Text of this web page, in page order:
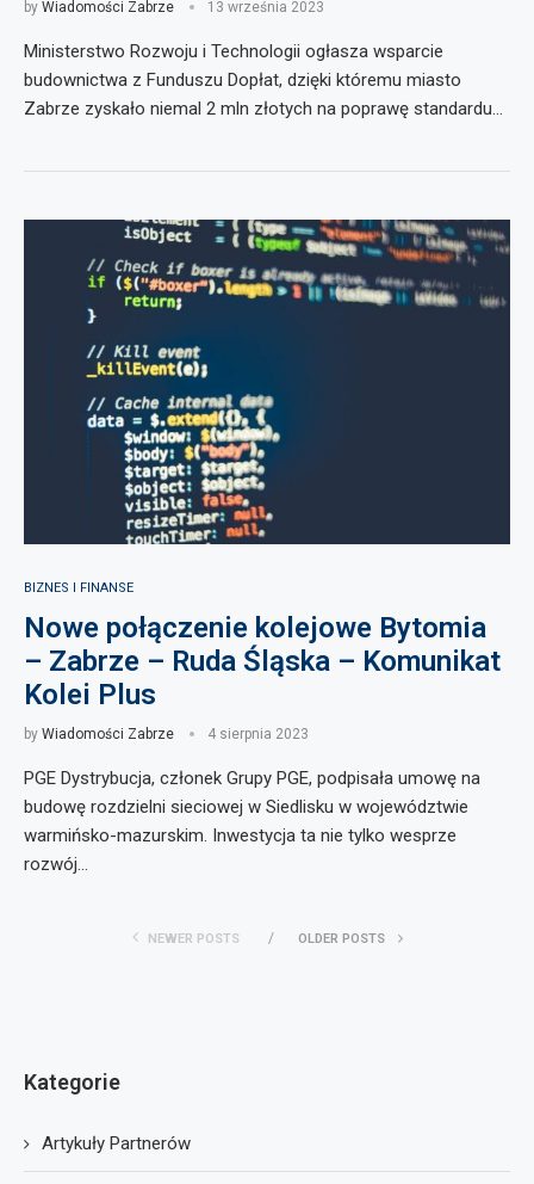
by Wiadomości Zabrze 13 września 2023
Ministerstwo Rozwoju i Technologii ogłasza wsparcie
budownictwa z Funduszu Dopłat, dzięki któremu miasto
Zabrze zyskało niemal 2 mln złotych na poprawę standardu…
BIZNES I FINANSE
Nowe połączenie kolejowe Bytomia
– Zabrze – Ruda Śląska – Komunikat
Kolei Plus
by Wiadomości Zabrze 4 sierpnia 2023
PGE Dystrybucja, członek Grupy PGE, podpisała umowę na
budowę rozdzielni sieciowej w Siedlisku w województwie
warmińsko-mazurskim. Inwestycja ta nie tylko wesprze
rozwój…
NEWER POSTS OLDER POSTS
Kategorie
Artykuły Partnerów